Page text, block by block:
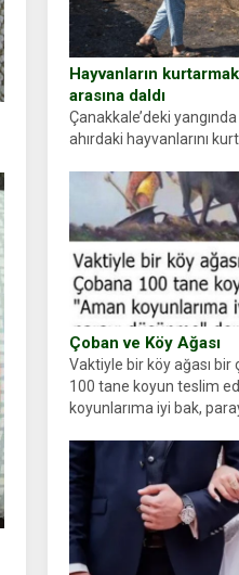
Hayvanların
arasına daldı
Çanakkale’deki
ahırdaki hayvanlarını
ellerinde yanıklar oluşan
anları anlattı… Merkeze
Çoban ve Köy Ağası
Vaktiyle bir köy ağası bir
100 tane koyun teslim
koyunlarıma iyi bak,